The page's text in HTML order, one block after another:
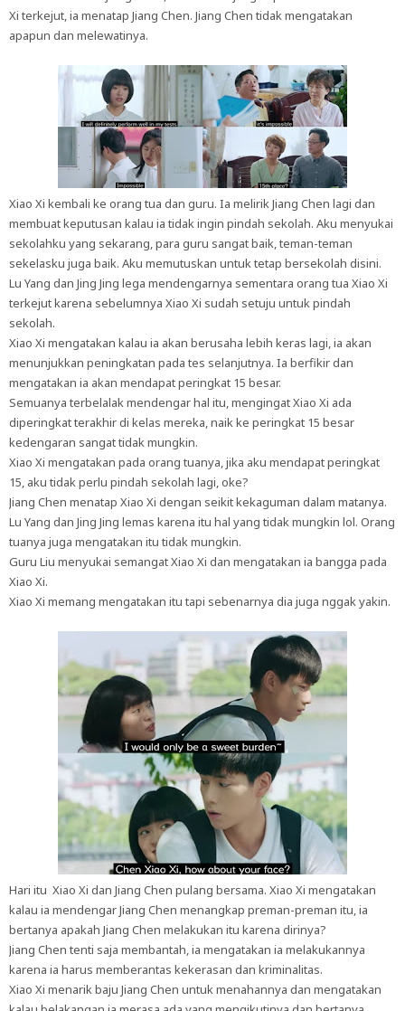
Xi terkejut, ia menatap Jiang Chen. Jiang Chen tidak mengatakan
apapun dan melewatinya.
Xiao Xi kembali ke orang tua dan guru. Ia melirik Jiang Chen lagi dan
membuat keputusan kalau ia tidak ingin pindah sekolah. Aku menyukai
sekolahku yang sekarang, para guru sangat baik, teman-teman
sekelasku juga baik. Aku memutuskan untuk tetap bersekolah disini.
Lu Yang dan Jing Jing lega mendengarnya sementara orang tua Xiao Xi
terkejut karena sebelumnya Xiao Xi sudah setuju untuk pindah
sekolah.
Xiao Xi mengatakan kalau ia akan berusaha lebih keras lagi, ia akan
menunjukkan peningkatan pada tes selanjutnya. Ia berfikir dan
mengatakan ia akan mendapat peringkat 15 besar.
Semuanya terbelalak mendengar hal itu, mengingat Xiao Xi ada
diperingkat terakhir di kelas mereka, naik ke peringkat 15 besar
kedengaran sangat tidak mungkin.
Xiao Xi mengatakan pada orang tuanya, jika aku mendapat peringkat
15, aku tidak perlu pindah sekolah lagi, oke?
Jiang Chen menatap Xiao Xi dengan seikit kekaguman dalam matanya.
Lu Yang dan Jing Jing lemas karena itu hal yang tidak mungkin lol. Orang
tuanya juga mengatakan itu tidak mungkin.
Guru Liu menyukai semangat Xiao Xi dan mengatakan ia bangga pada
Xiao Xi.
Xiao Xi memang mengatakan itu tapi sebenarnya dia juga nggak yakin.
Hari itu Xiao Xi dan Jiang Chen pulang bersama. Xiao Xi mengatakan
kalau ia mendengar Jiang Chen menangkap preman-preman itu, ia
bertanya apakah Jiang Chen melakukan itu karena dirinya?
Jiang Chen tenti saja membantah, ia mengatakan ia melakukannya
karena ia harus memberantas kekerasan dan kriminalitas.
Xiao Xi menarik baju Jiang Chen untuk menahannya dan mengatakan